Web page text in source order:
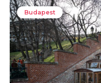
Budapest